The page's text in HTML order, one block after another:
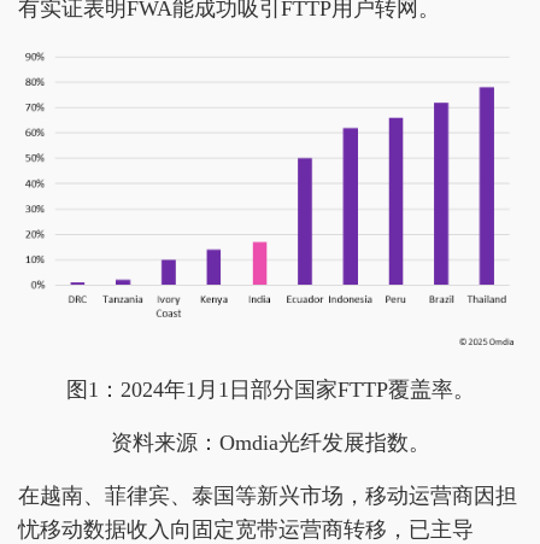
有实证表明FWA能成功吸引FTTP用户转网。
图1：2024年1月1日部分国家FTTP覆盖率。
资料来源：Omdia光纤发展指数。
在越南、菲律宾、泰国等新兴市场，移动运营商因担
忧移动数据收入向固定宽带运营商转移，已主导